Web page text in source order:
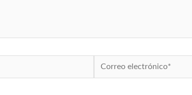
Correo
electrónico*